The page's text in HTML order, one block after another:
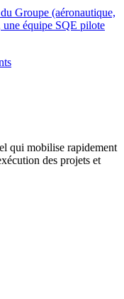
Groupe (aéronautique,
une équipe SQE pilote
qui mobilise rapidement
des projets et